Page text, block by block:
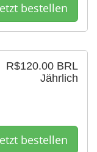
bestellen
R$120.00 BRL
Jährlich
bestellen